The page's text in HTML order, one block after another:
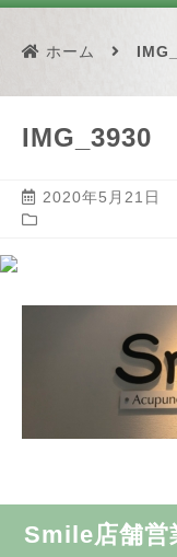
ホーム
IMG_3930
2020年5月21日
Smile店舗営